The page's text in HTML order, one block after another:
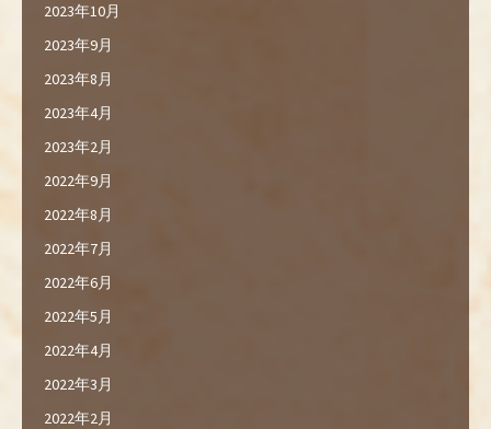
2023年10月
2023年9月
2023年8月
2023年4月
2023年2月
2022年9月
2022年8月
2022年7月
2022年6月
2022年5月
2022年4月
2022年3月
2022年2月